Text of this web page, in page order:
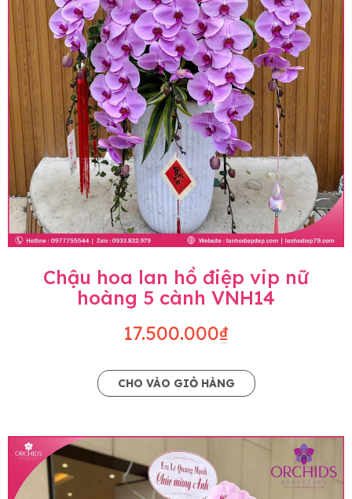
Chậu hoa lan hồ điệp vip nữ
hoàng 5 cành VNH14
17.500.000₫
CHO VÀO GIỎ HÀNG